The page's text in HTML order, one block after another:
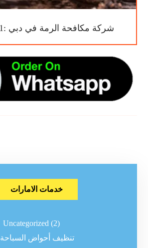
شركة مكافحة الرمة في دبي :0507036261
خدمات الامارات
Uncategorized (2)
تنظيف أحواض السباحة